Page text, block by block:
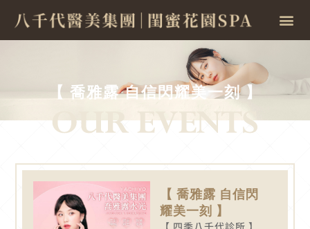
【 喬雅露 自信閃耀美一刻 】
【 喬雅露 自信閃
耀美一刻 】
【 四季八千代診所 】